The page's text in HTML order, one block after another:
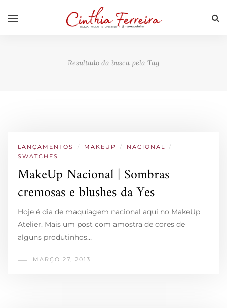
Resultado da busca pela Tag
LANÇAMENTOS / MAKEUP / NACIONAL /
SWATCHES
MakeUp Nacional | Sombras
cremosas e blushes da Yes
Hoje é dia de maquiagem nacional aqui no MakeUp
Atelier. Mais um post com amostra de cores de
alguns produtinhos…
MARÇO 27, 2013